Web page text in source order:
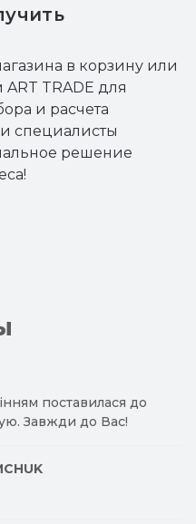
в корзину или
TRADE для
и расчета
специалисты
решение
поставилася до
Завжди до Вас!